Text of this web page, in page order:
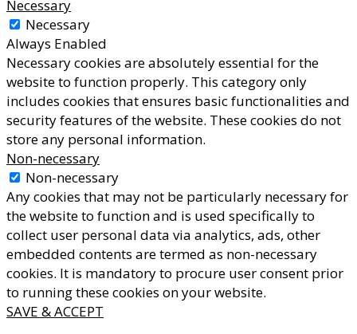
Necessary
Necessary
Always Enabled
Necessary cookies are absolutely essential for the
website to function properly. This category only
includes cookies that ensures basic functionalities and
security features of the website. These cookies do not
store any personal information.
Non-necessary
Non-necessary
Any cookies that may not be particularly necessary for
the website to function and is used specifically to
collect user personal data via analytics, ads, other
embedded contents are termed as non-necessary
cookies. It is mandatory to procure user consent prior
to running these cookies on your website.
SAVE & ACCEPT